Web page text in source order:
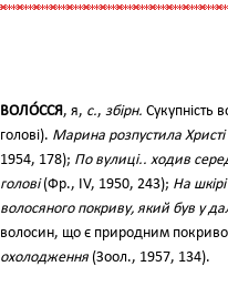
ВОЛО́ССЯ, я, с., збірн. Сукупність
голові). Марина розпустила
1954, 178); По вулиці.. ходив
голові(Фр., IV, 1950, 243); На шкірі
волосяного покриву, який був у
волосин, що є природним
охолодження (Зоол., 1957, 134).